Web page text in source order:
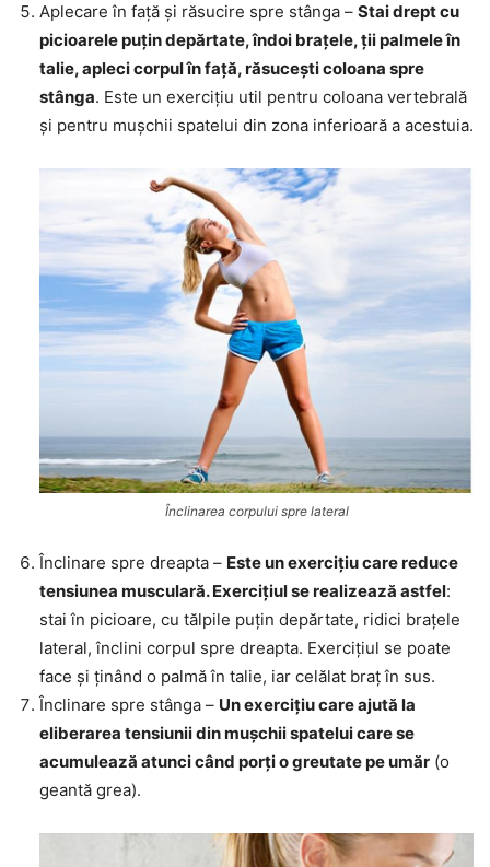
Aplecare în față și răsucire spre stânga – Stai drept cu
picioarele puțin depărtate, îndoi brațele, ții palmele în
talie, apleci corpul în față, răsucești coloana spre
stânga. Este un exercițiu util pentru coloana vertebrală
și pentru mușchii spatelui din zona inferioară a acestuia.
Înclinarea corpului spre lateral
Înclinare spre dreapta – Este un exercițiu care reduce
tensiunea musculară. Exercițiul se realizează astfel:
stai în picioare, cu tălpile puțin depărtate, ridici brațele
lateral, înclini corpul spre dreapta. Exercițiul se poate
face și ținând o palmă în talie, iar celălat braț în sus.
Înclinare spre stânga – Un exercițiu care ajută la
eliberarea tensiunii din mușchii spatelui care se
acumulează atunci când porți o greutate pe umăr (o
geantă grea).